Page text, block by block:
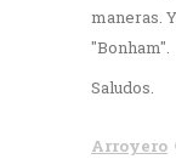
maneras.
"Bonham".
Saludos.
Arroyero